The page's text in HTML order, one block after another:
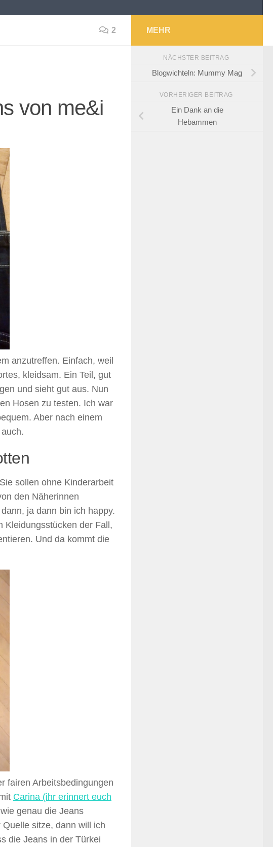
2
von me&i
anzutreffen. Einfach, weil
kleidsam. Ein Teil, gut
und sieht gut aus. Nun
Hosen zu testen. Ich war
Aber nach einem
sollen ohne Kinderarbeit
den Näherinnen
ja dann bin ich happy.
Kleidungsstücken der Fall,
Und da kommt die
fairen Arbeitsbedingungen
Carina (ihr erinnert euch
genau die Jeans
sitze, dann will ich
die Jeans in der Türkei
MEHR
NÄCHSTER BEITRAG
Blogwichteln: Mummy Mag
VORHERIGER BEITRAG
Ein Dank an die
Hebammen